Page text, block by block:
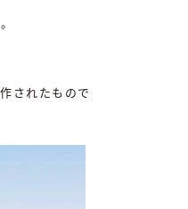
されたもので